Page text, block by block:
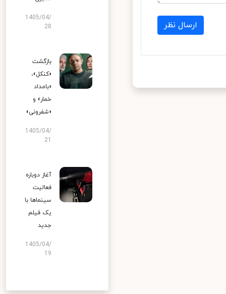
ارسال نظر
1405/04/
28
بازگشت
«کنکل»،
«بامداد
خمار» و
«شفرونی»
1405/04/
آغاز دوباره
فعالیت
سینماها با
یک فیلم
جدید
1405/04/
19